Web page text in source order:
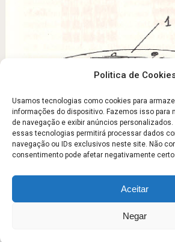
Politica de
Usamos tecnologias como cookies para
informações do dispositivo. Fazemos isso para
de navegação e exibir anúncios
essas tecnologias permitirá processar dados
navegação ou IDs exclusivos neste site. Não
consentimento pode afetar negativamente
Aceitar
Negar
ALTERAÇÕES SENIS DO TECIDO
Agosto 24, 2011
Escola FitnessCopyright ©